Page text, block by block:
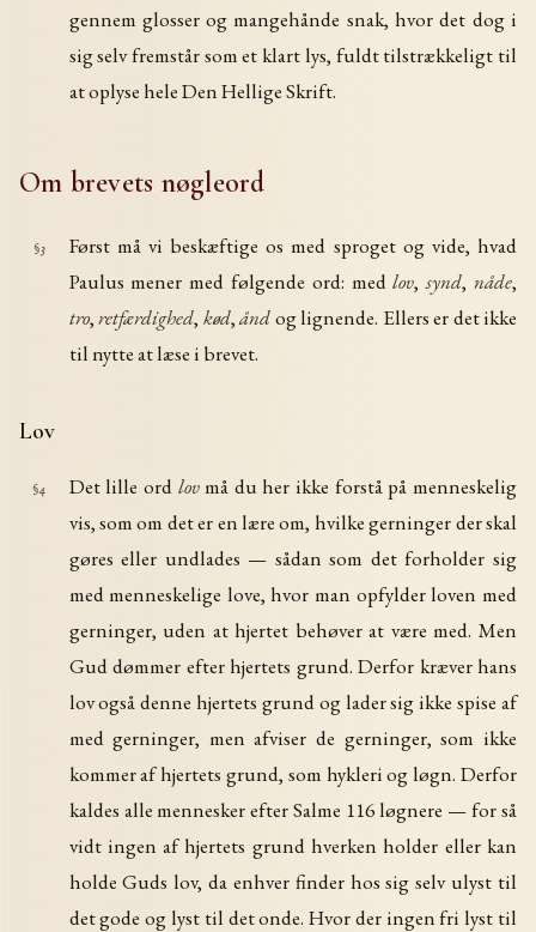
gennem glosser og mangehånde snak, hvor det dog i
sig selv fremstår som et klart lys, fuldt tilstrækkeligt til
at oplyse hele Den Hellige Skrift.
Om brevets nøgleord
§3
Først må vi beskæftige os med sproget og vide, hvad
Paulus mener med følgende ord: medlov,synd,nåde,
tro,retfærdighed, kød,åndog lignende. Ellers er det ikke
til nytte at læse i brevet.
Lov
§4 Det lille ord lovmå du her ikke forstå på menneskelig
vis, som om det er en lære om, hvilke gerninger der skal
gøres eller undlades — sådan som det forholder sig
med menneskelige love, hvor man opfylder loven med
gerninger, uden at hjertet behøver at være med. Men
Gud dømmer efter hjertets grund. Derfor kræver hans
lov også denne hjertets grund og lader sig ikke spise af
med gerninger, men afviser de gerninger, som ikke
kommer af hjertets grund, som hykleri og løgn. Derfor
kaldes alle mennesker efter Salme 116 løgnere — for så
vidt ingen af hjertets grund hverken holder eller kan
holde Guds lov, da enhver finder hos sig selv ulyst til
det gode og lyst til det onde. Hvor der ingen fri lyst til